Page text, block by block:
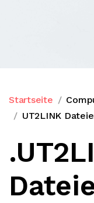
Startseite
UT2LINK